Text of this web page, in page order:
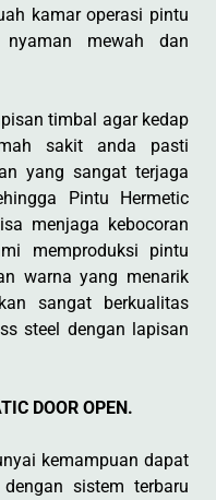
kamar operasi pintu
nyaman mewah dan
timbal agar kedap
sakit anda pasti
yang sangat terjaga
Pintu Hermetic
menjaga kebocoran
memproduksi pintu
warna yang menarik
sangat berkualitas
steel dengan lapisan
DOOR OPEN.
kemampuan dapat
sistem terbaru